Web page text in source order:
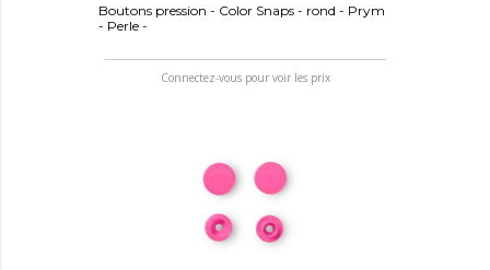
Boutons pression - Color Snaps - rond - Prym
- Perle -
Connectez-vous pour voir les prix